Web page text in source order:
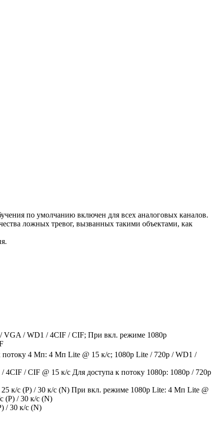
по умолчанию включен для всех аналоговых каналов.
ложных тревог, вызванных такими объектами, как
/ WD1 / 4CIF / CIF; При вкл. режиме 1080p
4 Мп: 4 Мп Lite @ 15 к/с; 1080p Lite / 720p / WD1 /
/ CIF @ 15 к/с Для доступа к потоку 1080p: 1080р / 720p
к/с (P) / 30 к/с (N) При вкл. режиме 1080p Lite: 4 Мп Lite @
(P) / 30 к/с (N)
/ 30 к/с (N)